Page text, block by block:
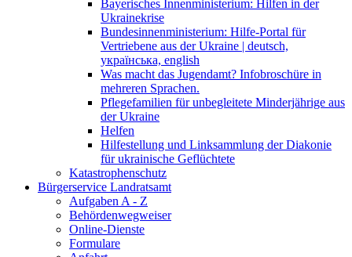
Bayerisches Innenministerium: Hilfen in der
Ukrainekrise
Bundesinnenministerium: Hilfe-Portal für
Vertriebene aus der Ukraine | deutsch,
українська, english
Was macht das Jugendamt? Infobroschüre in
mehreren Sprachen.
Pflegefamilien für unbegleitete Minderjährige aus
der Ukraine
Helfen
Hilfestellung und Linksammlung der Diakonie
für ukrainische Geflüchtete
Katastrophenschutz
Bürgerservice Landratsamt
Aufgaben A - Z
Behördenwegweiser
Online-Dienste
Formulare